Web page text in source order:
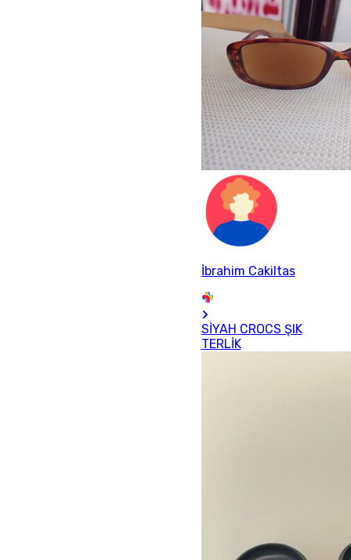
İbrahim Cakiltas
SİYAH CROCS ŞIK
TERLİK